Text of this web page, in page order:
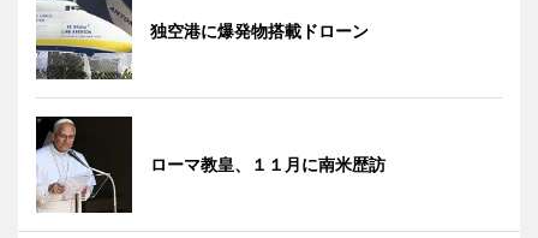
独空港に爆発物搭載ドローン
ローマ教皇、１１月に南米歴訪